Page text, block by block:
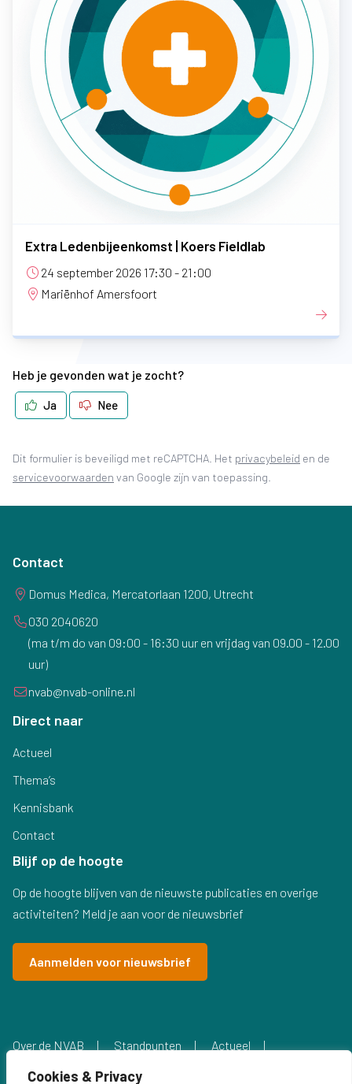
Cookies & Privacy
Extra Ledenbijeenkomst | Koers Fieldlab
24 september 2026 17:30 - 21:00
Mariënhof Amersfoort
Heb je gevonden wat je zocht?
Ja Nee
Dit formulier is beveiligd met reCAPTCHA. Het privacybeleid (opent in
en de
servicevoorwaarden (opent in nieuw tabblad)
van Google zijn van toepassing.
Contact
Domus Medica, Mercatorlaan 1200, Utrecht
030 2040620
(ma t/m do van 09:00 - 16:30 uur en vrijdag van 09.00 - 12.00
uur)
nvab@nvab-online.nl
Direct naar
Actueel
Thema’s
Kennisbank
Contact
Blijf op de hoogte
Op de hoogte blijven van de nieuwste publicaties en overige
activiteiten? Meld je aan voor de nieuwsbrief
Aanmelden voor nieuwsbrief
Over de NVAB Standpunten
Actueel
Privacyverklaring